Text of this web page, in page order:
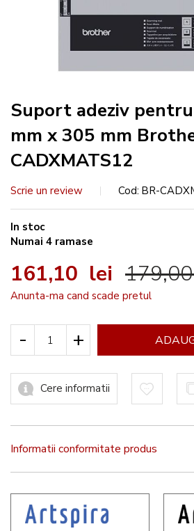
Suport adeziv
mm x 305 mm
CADXMATS12
Scrie un review Cod BR-
In stoc
Numai 4 ramase
161,10 lei
Anunta-ma cand scade pretul
- +
Cere informatii
Informatii conformitate produs